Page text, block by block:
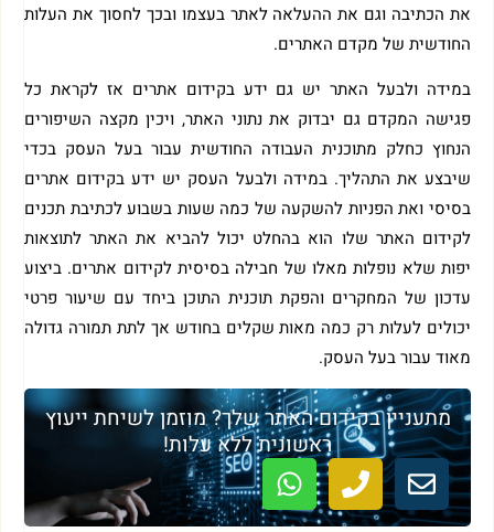
את הכתיבה וגם את ההעלאה לאתר בעצמו ובכך לחסוך את העלות
החודשית של מקדם האתרים.
במידה ולבעל האתר יש גם ידע בקידום אתרים אז לקראת כל
פגישה המקדם גם יבדוק את נתוני האתר, ויכין מקצה השיפורים
הנחוץ כחלק מתוכנית העבודה החודשית עבור בעל העסק בכדי
שיבצע את התהליך. במידה ולבעל העסק יש ידע בקידום אתרים
בסיסי ואת הפניות להשקעה של כמה שעות בשבוע לכתיבת תכנים
לקידום האתר שלו הוא בהחלט יכול להביא את האתר לתוצאות
יפות שלא נופלות מאלו של חבילה בסיסית לקידום אתרים. ביצוע
עדכון של המחקרים והפקת תוכנית התוכן ביחד עם שיעור פרטי
יכולים לעלות רק כמה מאות שקלים בחודש אך לתת תמורה גדולה
מאוד עבור בעל העסק.
מתעניין בקידום האתר שלך? מוזמן לשיחת ייעוץ
ראשונית ללא עלות!